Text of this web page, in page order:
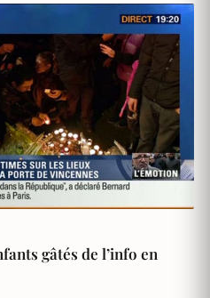
gâtés de l’info en